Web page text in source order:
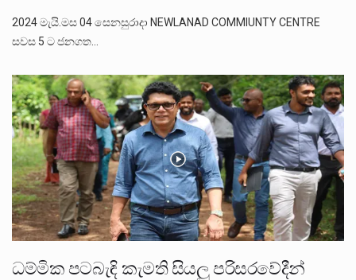
2024 මැයි.මස 04 සෙනසුරාදා NEWLANAD COMMIUNTY CENTRE
සවස 5 ට ජනගත…
ධම්මික පටබැඳි කැමති සියලු පරිසරවේදීන්